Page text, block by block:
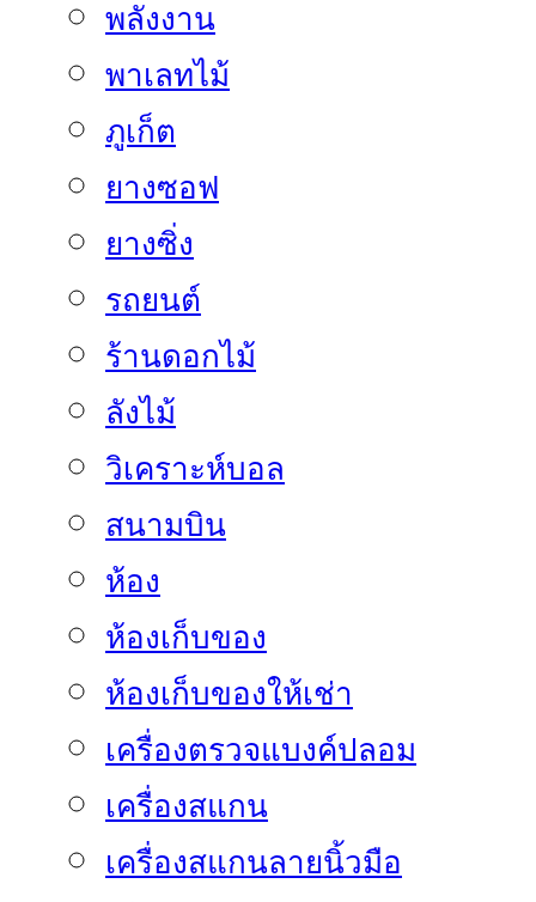
พลังงาน
พาเลทไม้
ภูเก็ต
ยางซอฟ
ยางซิ่ง
รถยนต์
ร้านดอกไม้
ลังไม้
วิเคราะห์บอล
สนามบิน
ห้อง
ห้องเก็บของ
ห้องเก็บของให้เช่า
เครื่องตรวจแบงค์ปลอม
เครื่องสแกน
เครื่องสแกนลายนิ้วมือ